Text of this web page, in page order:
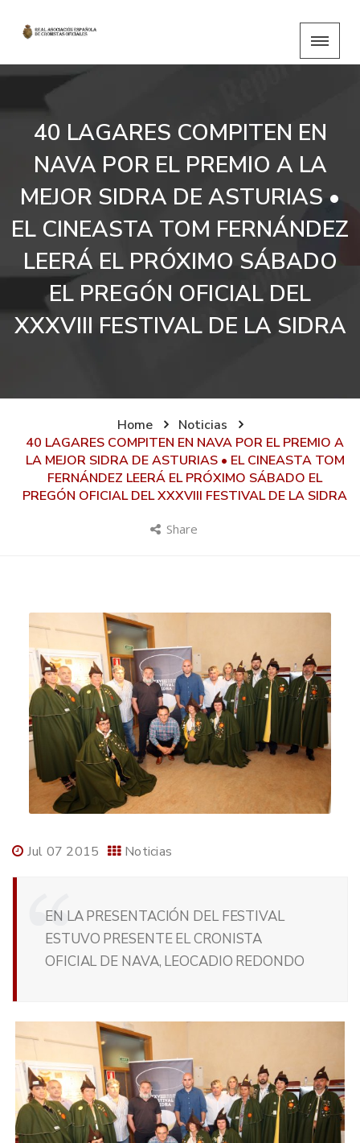
40 LAGARES COMPITEN EN
NAVA POR EL PREMIO A LA
MEJOR SIDRA DE ASTURIAS •
EL CINEASTA TOM FERNÁNDEZ
LEERÁ EL PRÓXIMO SÁBADO
EL PREGÓN OFICIAL DEL
XXXVIII FESTIVAL DE LA SIDRA
Home
Noticias
40 LAGARES COMPITEN EN NAVA POR EL PREMIO A
LA MEJOR SIDRA DE ASTURIAS • EL CINEASTA TOM
FERNÁNDEZ LEERÁ EL PRÓXIMO SÁBADO EL
PREGÓN OFICIAL DEL XXXVIII FESTIVAL DE LA SIDRA
Share
Jul 07 2015 Noticias
EN LA PRESENTACIÓN DEL FESTIVAL
ESTUVO PRESENTE EL CRONISTA
OFICIAL DE NAVA, LEOCADIO REDONDO